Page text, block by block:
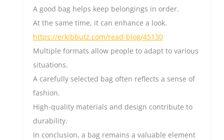
A good bag helps keep belongings in order.
At the same time, it can enhance a look.
https://erkibbutz.com/read-blog/45130
Multiple formats allow people to adapt to various
situations.
A carefully selected bag often reflects a sense of
fashion.
High-quality materials and design contribute to
durability.
In conclusion, a bag remains a valuable element